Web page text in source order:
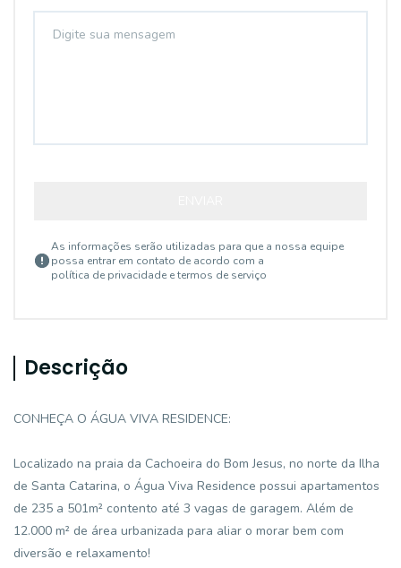
As informações serão utilizadas para que a nossa equipe
possa entrar em contato de acordo com a
política de privacidade e termos de serviço
Descrição
CONHEÇA O ÁGUA VIVA RESIDENCE:
Localizado na praia da Cachoeira do Bom Jesus, no norte da Ilha
de Santa Catarina, o Água Viva Residence possui apartamentos
de 235 a 501m² contento até 3 vagas de garagem. Além de
12.000 m² de área urbanizada para aliar o morar bem com
diversão e relaxamento!